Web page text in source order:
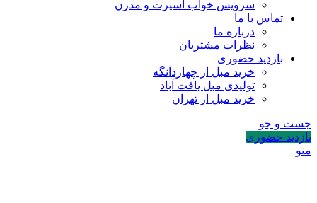
سرویس خواب اسپرت و مدرن
تماس با ما
درباره ما
نظرات مشتریان
بازدید حضوری
خرید مبل از چهاردانگه
تولیدی مبل یافت آباد
خرید مبل از تهران
جست و جو
بازدید حضوری
منو